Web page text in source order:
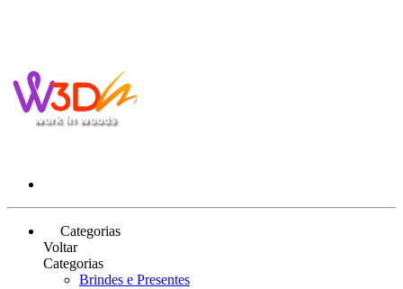
Categorias
Voltar
Categorias
Brindes e Presentes